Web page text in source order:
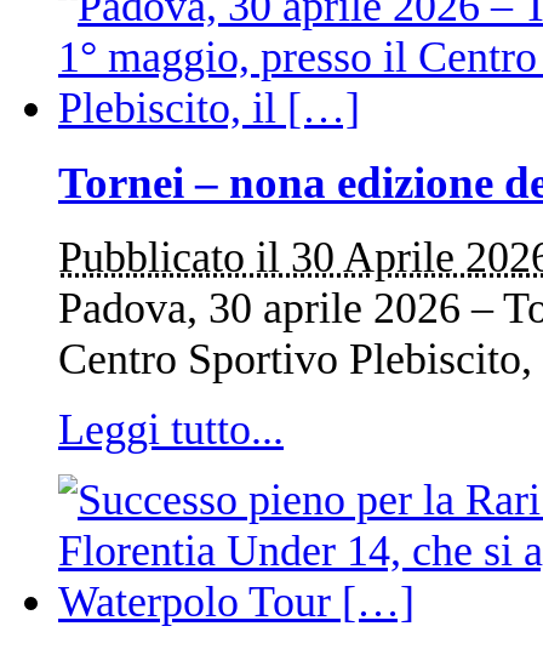
Tornei – nona edizione
Pubblicato il 30 Aprile
Padova, 30 aprile 2026 –
Centro Sportivo
Leggi tutto...